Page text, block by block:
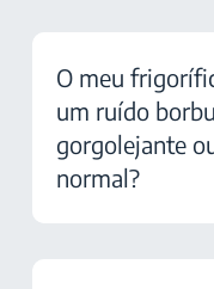
O meu
um ruído
gorgolejante
normal?